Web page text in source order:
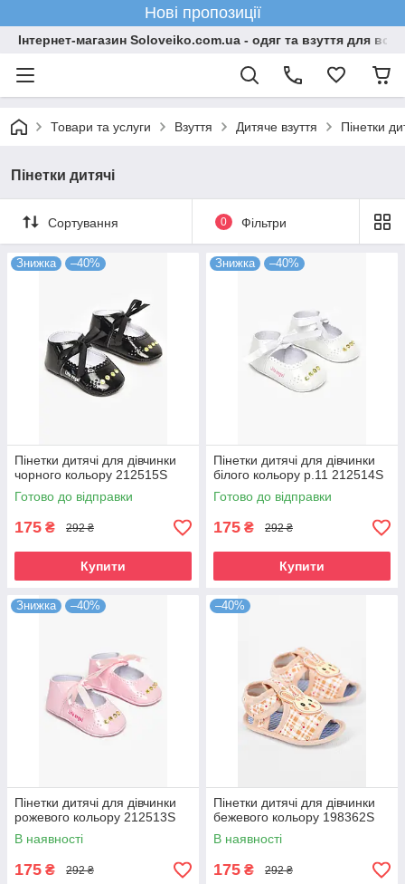
Нові пропозиції
Інтернет-магазин Soloveiko.com.ua - одяг та взуття для всієї
Товари та услуги Взуття Дитяче взуття Пінетки
Пінетки дитячі
Сортування 0 Фільтри
Знижка –40%
Пінетки дитячі для дівчинки
чорного кольору 212515S
Готово до відправки
175 ₴ 292 ₴
Купити
Знижка –40%
Пінетки дитячі для дівчинки
білого кольору р.11 212514S
Готово до відправки
175 ₴ 292 ₴
Купити
Знижка –40%
Пінетки дитячі для дівчинки
рожевого кольору 212513S
В наявності
175 ₴ 292 ₴
–40%
Пінетки дитячі для дівчинки
бежевого кольору 198362S
В наявності
175 ₴ 292 ₴